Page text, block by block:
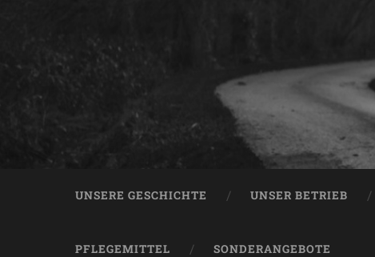
UNSERE GESCHICHTE UNSER BETRIEB
PFLEGEMITTEL SONDERANGEBOTE